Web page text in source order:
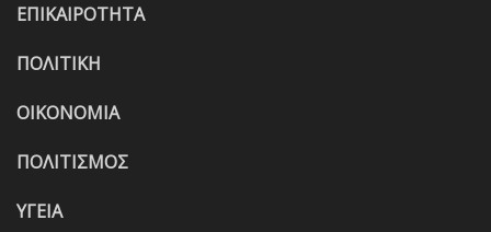
ΕΠΙΚΑΙΡΟΤΗΤΑ
ΠΟΛΙΤΙΚΗ
ΟΙΚΟΝΟΜΙΑ
ΠΟΛΙΤΙΣΜΟΣ
ΥΓΕΙΑ